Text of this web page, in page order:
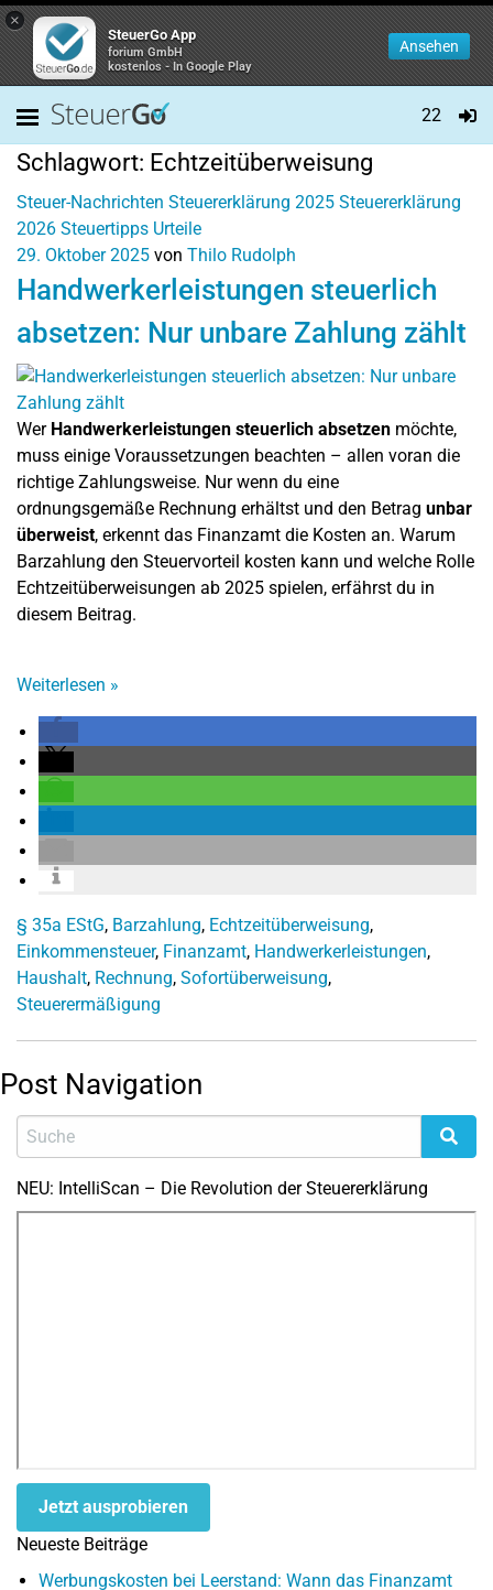
×
SteuerGo App
forium GmbH
kostenlos - In Google Play
Ansehen
22
Schlagwort: Echtzeitüberweisung
Steuer-Nachrichten Steuererklärung 2025 Steuererklärung
2026 Steuertipps Urteile
29. Oktober 2025 von Thilo Rudolph
Handwerkerleistungen steuerlich
absetzen: Nur unbare Zahlung zählt
Wer Handwerkerleistungen steuerlich absetzen möchte,
muss einige Voraussetzungen beachten – allen voran die
richtige Zahlungsweise. Nur wenn du eine
ordnungsgemäße Rechnung erhältst und den Betrag unbar
überweist, erkennt das Finanzamt die Kosten an. Warum
Barzahlung den Steuervorteil kosten kann und welche Rolle
Echtzeitüberweisungen ab 2025 spielen, erfährst du in
diesem Beitrag.
Weiterlesen »
§ 35a EStG, Barzahlung, Echtzeitüberweisung,
Einkommensteuer, Finanzamt, Handwerkerleistungen,
Haushalt, Rechnung, Sofortüberweisung,
Steuerermäßigung
Post Navigation
NEU: IntelliScan – Die Revolution der Steuererklärung
Jetzt ausprobieren
Neueste Beiträge
Werbungskosten bei Leerstand: Wann das Finanzamt